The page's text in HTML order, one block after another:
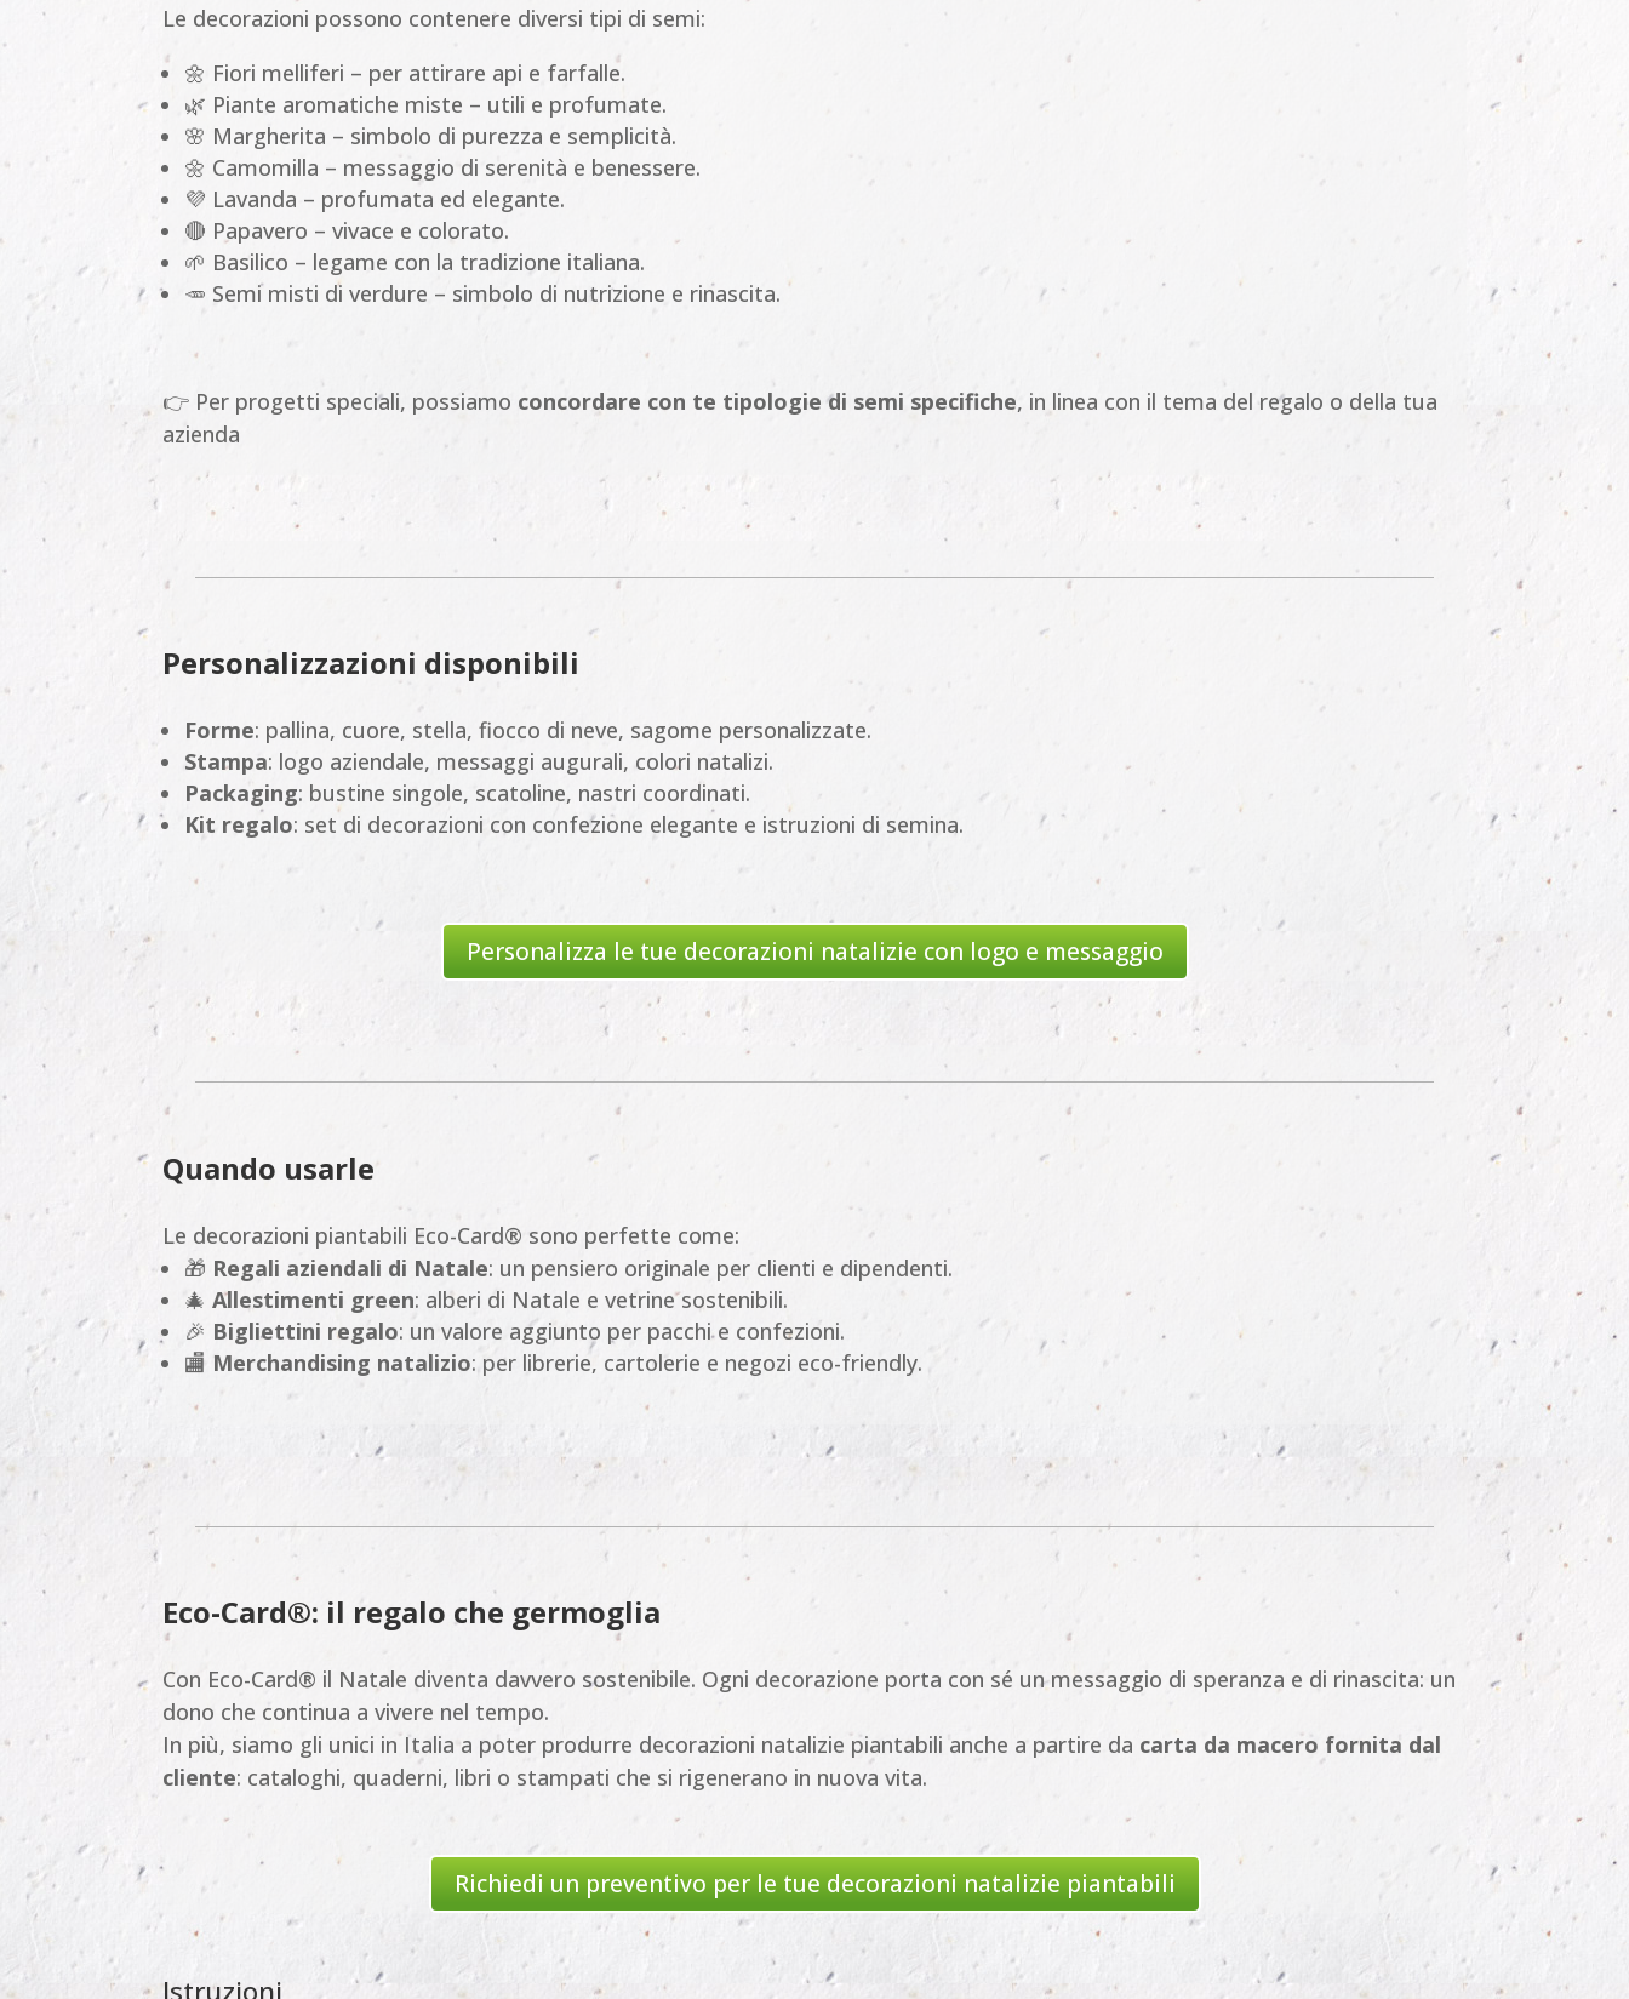
Le decorazioni possono contenere diversi tipi di semi:
🌼 Fiori melliferi – per attirare api e farfalle.
🌿 Piante aromatiche miste – utili e profumate.
🌸 Margherita – simbolo di purezza e semplicità.
🌼 Camomilla – messaggio di serenità e benessere.
💜 Lavanda – profumata ed elegante.
🔴 Papavero – vivace e colorato.
🌱 Basilico – legame con la tradizione italiana.
🥕 Semi misti di verdure – simbolo di nutrizione e rinascita.
👉 Per progetti speciali, possiamo concordare con te tipologie di semi specifiche, in linea con il tema del regalo o della tua
azienda
Personalizzazioni disponibili
Forme: pallina, cuore, stella, fiocco di neve, sagome personalizzate.
Stampa: logo aziendale, messaggi augurali, colori natalizi.
Packaging: bustine singole, scatoline, nastri coordinati.
Kit regalo: set di decorazioni con confezione elegante e istruzioni di semina.
Personalizza le tue decorazioni natalizie con logo e messaggio
Quando usarle
Le decorazioni piantabili Eco-Card® sono perfette come:
🎁 Regali aziendali di Natale: un pensiero originale per clienti e dipendenti.
🎄Allestimenti green: alberi di Natale e vetrine sostenibili.
🎉 Bigliettini regalo: un valore aggiunto per pacchi e confezioni.
🏬 Merchandising natalizio: per librerie, cartolerie e negozi eco-friendly.
Eco-Card®: il regalo che germoglia
Con Eco-Card® il Natale diventa davvero sostenibile. Ogni decorazione porta con sé un messaggio di speranza e di rinascita: un
dono che continua a vivere nel tempo.
In più, siamo gli unici in Italia a poter produrre decorazioni natalizie piantabili anche a partire da carta da macero fornita dal
cliente: cataloghi, quaderni, libri o stampati che si rigenerano in nuova vita.
Richiedi un preventivo per le tue decorazioni natalizie piantabili
Istruzioni